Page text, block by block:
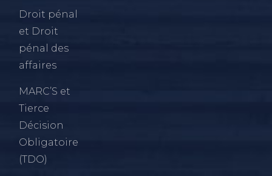
Droit pénal
et Droit
pénal des
affaires
MARC’S et
Tierce
Décision
Obligatoire
(TDO)